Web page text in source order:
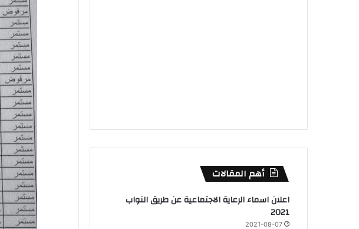
أهم المقالات
اعلان اسماء الرعاية الاجتماعية عن طريق النواب
2021
2021-08-07